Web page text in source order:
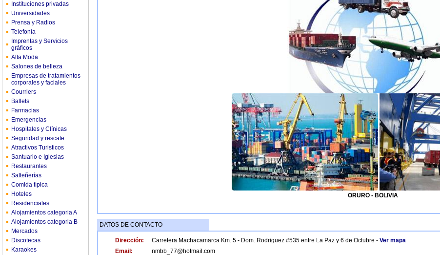
Instituciones privadas
Universidades
Prensa y Radios
Telefonía
Imprentas y Servicios
gráficos
Alta Moda
Salones de belleza
Empresas de tratamientos
corporales y faciales
Courriers
Ballets
Farmacias
Emergencias
Hospitales y Clínicas
Seguridad y rescate
Atractivos Turisticos
Santuario e Iglesias
Restaurantes
Salteñerías
Comida típica
Hoteles
Residenciales
Alojamientos categoria A
Alojamientos categoria B
Mercados
Discotecas
Karaokes
ORURO - BOLIVIA
DATOS DE CONTACTO
Dirección: Carretera Machacamarca Km. 5 - Dom. Rodriguez #535 entre La Paz y 6 de Octubre - Ver mapa
Email:
nmbb_77@hotmail.com